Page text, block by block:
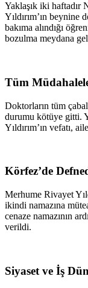
Yaklaşık iki haftadır
Yıldırım’ın beynine
bakıma alındığı
bozulma meydana
Tüm
Doktorların tüm
durumu kötüye gitti.
Yıldırım’ın vefatı,
Körfez’de
Merhume Rivayet
ikindi namazına
cenaze namazının
verildi.
Siyaset ve İş